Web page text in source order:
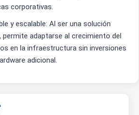
corporativas.
y escalable: Al ser una solución
permite adaptarse al crecimiento del
en la infraestructura sin inversiones
adicional.